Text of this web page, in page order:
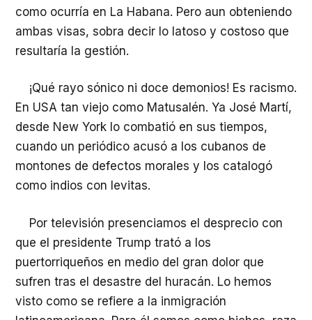
como ocurría en La Habana. Pero aun obteniendo
ambas visas, sobra decir lo latoso y costoso que
resultaría la gestión.
¡Qué rayo sónico ni doce demonios! Es racismo.
En USA tan viejo como Matusalén. Ya José Martí,
desde New York lo combatió en sus tiempos,
cuando un periódico acusó a los cubanos de
montones de defectos morales y los catalogó
como indios con levitas.
Por televisión presenciamos el desprecio con
que el presidente Trump trató a los
puertorriqueños en medio del gran dolor que
sufren tras el desastre del huracán. Lo hemos
visto como se refiere a la inmigración